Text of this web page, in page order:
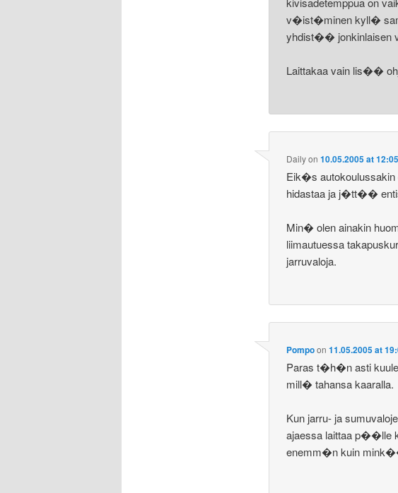
v�ist�minen kyll�
yhdist�� jonkinlaisen
Laittakaa vain lis��
Dailyon10.05.2005 at 12:05
Eik�s
hidastaa ja j�tt��
Min� olen ainakin
liimautuessa
jarruvaloja.
Pompoon11.05.2005 at
Paras t�h�n asti
mill� tahansa kaaralla.
Kun jarru- ja
ajaessa laittaa p��lle
enemm�n kuin